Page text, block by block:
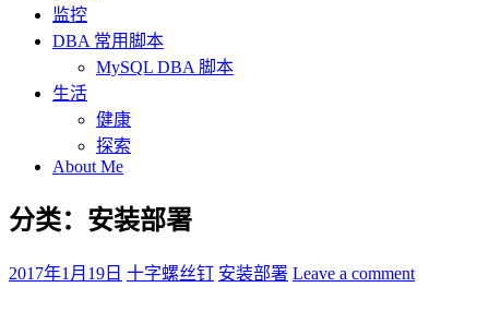
监控
DBA 常用脚本
MySQL DBA 脚本
生活
健康
探索
About Me
分类：安装部署
2017年1月19日 十字螺丝钉 安装部署 Leave a comment